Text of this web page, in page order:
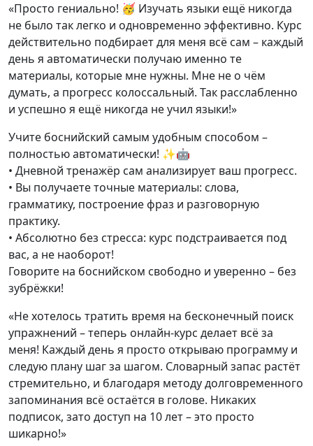
«Просто гениально! 🥳 Изучать языки ещё никогда
не было так легко и одновременно эффективно. Курс
действительно подбирает для меня всё сам – каждый
день я автоматически получаю именно те
материалы, которые мне нужны. Мне не о чём
думать, а прогресс колоссальный. Так расслабленно
и успешно я ещё никогда не учил языки!»
Учите боснийский самым удобным способом –
полностью автоматически! ✨🤖
• Дневной тренажёр сам анализирует ваш прогресс.
• Вы получаете точные материалы: слова,
грамматику, построение фраз и разговорную
практику.
• Абсолютно без стресса: курс подстраивается под
вас, а не наоборот!
Говорите на боснийском свободно и уверенно – без
зубрёжки!
«Не хотелось тратить время на бесконечный поиск
упражнений – теперь онлайн-курс делает всё за
меня! Каждый день я просто открываю программу и
следую плану шаг за шагом. Словарный запас растёт
стремительно, и благодаря методу долговременного
запоминания всё остаётся в голове. Никаких
подписок, зато доступ на 10 лет – это просто
шикарно!»